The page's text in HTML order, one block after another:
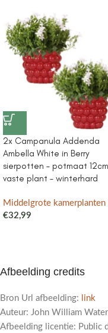
2x Campanula Addenda
Ambella White in Berry
sierpotten – potmaat
vaste plant – winterhard
Middelgrote kamerplanten
€32,99
Afbeelding credits
Bron Url afbeelding:
link
Auteur: John William
Afbeelding licentie: Public